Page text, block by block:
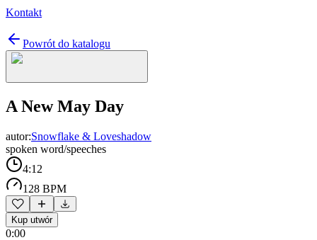
Kontakt
Powrót do katalogu
A New May Day
autor:Snowflake & Loveshadow
spoken word/speeches
4:12
128 BPM
Kup utwór
0:00